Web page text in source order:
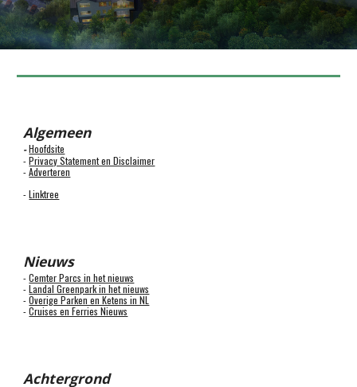
Algemeen
-Hoofdsite
-Privacy Statement en Disclaimer
-Adverteren
-Linktree
Nieuws
-Cemter Parcs in het nieuws
-Landal Greenpark in het nieuws
-Overige Parken en Ketens in NL
-Cruises en Ferries Nieuws
Achtergrond